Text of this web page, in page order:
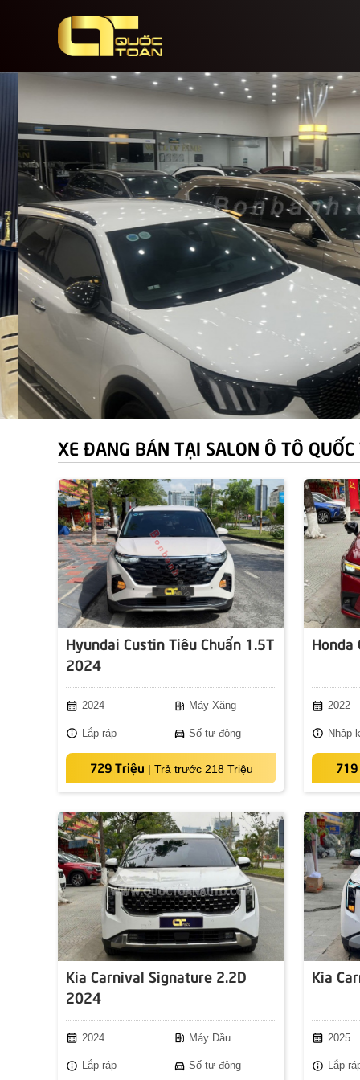
XE ĐANG BÁN TẠI SALON Ô TÔ
Hyundai Custin Tiêu Chuẩn 1.5T
2024
calendar_month 2024 ev_station Máy Xăng
info Lắp ráp directions_car Số tự động
729 Triệu | Trả trước 218 Triệu
Honda
calendar_month 2022
info Nhập
Kia Carnival Signature 2.2D
2024
calendar_month 2024 ev_station Máy Dầu
info Lắp ráp directions_car Số tự động
Kia
calendar_month 2025
info Lắp